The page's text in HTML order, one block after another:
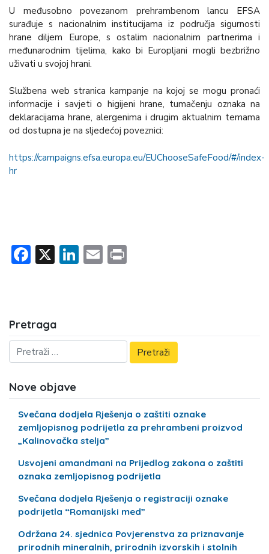
U međusobno povezanom prehrambenom lancu EFSA
surađuje s nacionalnim institucijama iz područja sigurnosti
hrane diljem Europe, s ostalim nacionalnim partnerima i
međunarodnim tijelima, kako bi Europljani mogli bezbrižno
uživati u svojoj hrani.
Službena web stranica kampanje na kojoj se mogu pronaći
informacije i savjeti o higijeni hrane, tumačenju oznaka na
deklaracijama hrane, alergenima i drugim aktualnim temama
od dostupna je na sljedećoj poveznici:
https://campaigns.efsa.europa.eu/EUChooseSafeFood/#/index-
hr
Facebook
X LinkedIn
Email
Pretraga
Nove objave
Svečana dodjela Rješenja o zaštiti oznake
zemljopisnog podrijetla za prehrambeni proizvod
„Kalinovačka stelja”
Usvojeni amandmani na Prijedlog zakona o zaštiti
oznaka zemljopisnog podrijetla
Svečana dodjela Rješenja o registraciji oznake
podrijetla “Romanijski med”
Održana 24. sjednica Povjerenstva za priznavanje
prirodnih mineralnih, prirodnih izvorskih i stolnih